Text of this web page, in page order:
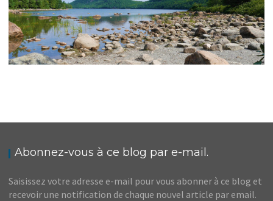
Abonnez-vous à ce blog par e-mail.
Saisissez votre adresse e-mail pour vous abonner à ce blog et
recevoir une notification de chaque nouvel article par email.